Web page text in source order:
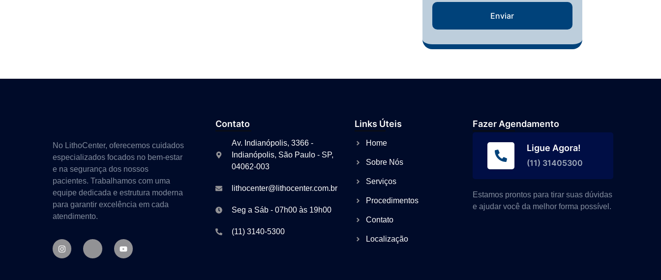
Enviar
No LithoCenter, oferecemos cuidados
especializados focados no bem-estar
e na segurança dos nossos
pacientes. Trabalhamos com uma
equipe dedicada e estrutura moderna
para garantir excelência em cada
atendimento.
Contato
Av. Indianópolis, 3366 -
Indianópolis, São Paulo - SP,
04062-003
lithocenter@lithocenter.com.br
Seg a Sáb - 07h00 às 19h00
(11) 3140-5300
Links Úteis
Home
Sobre Nós
Serviços
Procedimentos
Contato
Localização
Fazer Agendamento
Ligue Agora!
(11) 31405300
Estamos prontos para tirar suas dúvidas
e ajudar você da melhor forma possível.